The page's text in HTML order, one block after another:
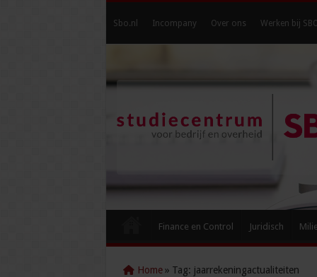
Sbo.nl Incompany Over ons Werken bij
Finance en Control Juridisch
Home » Tag: jaarrekeningactualiteiten